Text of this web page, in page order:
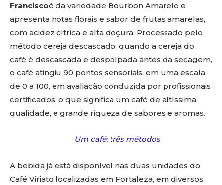
Franciscoé da variedade Bourbon Amarelo e
apresenta notas florais e sabor de frutas amarelas,
com acidez cítrica e alta doçura. Processado pelo
método cereja descascado, quando a cereja do
café é descascada e despolpada antes da secagem,
o café atingiu 90 pontos sensoriais, em uma escala
de 0 a 100, em avaliação conduzida por profissionais
certificados, o que significa um café de altíssima
qualidade, e grande riqueza de sabores e aromas.
Um café: três métodos
A bebida já está disponível nas duas unidades do
Café Viriato localizadas em Fortaleza, em diversos